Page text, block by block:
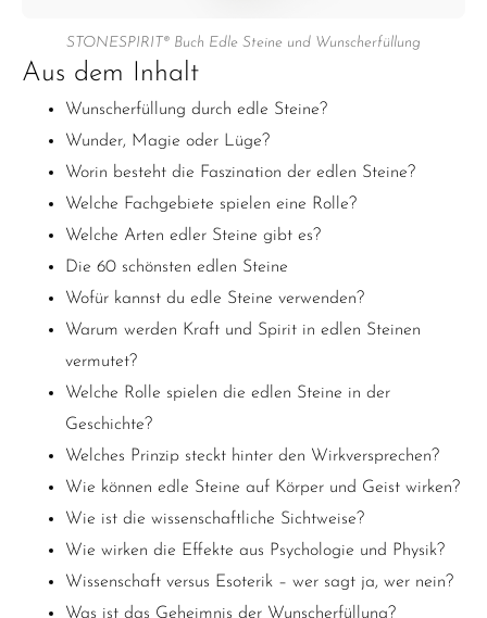
STONESPIRIT® Buch Edle Steine und Wunscherfüllung
Aus dem Inhalt
Wunscherfüllung durch edle Steine?
Wunder, Magie oder Lüge?
Worin besteht die Faszination der edlen Steine?
Welche Fachgebiete spielen eine Rolle?
Welche Arten edler Steine gibt es?
Die 60 schönsten edlen Steine
Wofür kannst du edle Steine verwenden?
Warum werden Kraft und Spirit in edlen Steinen
vermutet?
Welche Rolle spielen die edlen Steine in der
Geschichte?
Welches Prinzip steckt hinter den Wirkversprechen?
Wie können edle Steine auf Körper und Geist wirken?
Wie ist die wissenschaftliche Sichtweise?
Wie wirken die Effekte aus Psychologie und Physik?
Wissenschaft versus Esoterik – wer sagt ja, wer nein?
Was ist das Geheimnis der Wunscherfüllung?